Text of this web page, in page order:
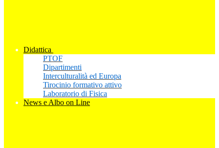
Didattica
PTOF
Dipartimenti
Interculturalità ed Europa
Tirocinio formativo attivo
Laboratorio di Fisica
News e Albo on Line